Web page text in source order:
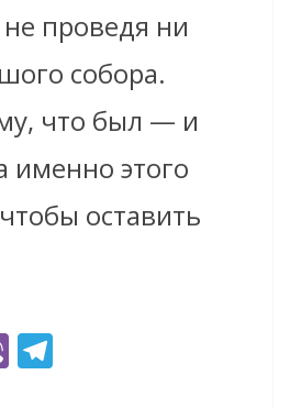
проведя ни
собора.
что был — и
именно этого
оставить
Vi